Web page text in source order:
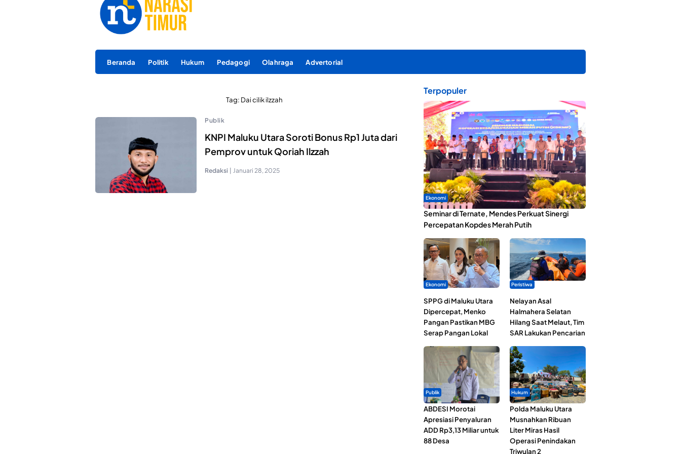
Beranda Politik Hukum Pedagogi Olahraga Advertorial
Tag: Dai cilik ilzzah
Publik
KNPI Maluku Utara Soroti Bonus Rp1 Juta dari
Pemprov untuk Qoriah Ilzzah
Redaksi | Januari 28, 2025
Terpopuler
Ekonomi
Seminar di Ternate, Mendes Perkuat Sinergi
Percepatan Kopdes Merah Putih
Ekonomi
SPPG di Maluku Utara
Dipercepat, Menko
Pangan Pastikan MBG
Serap Pangan Lokal
Peristiwa
Nelayan Asal
Halmahera Selatan
Hilang Saat Melaut, Tim
SAR Lakukan Pencarian
Publik
ABDESI Morotai
Apresiasi Penyaluran
ADD Rp3,13 Miliar untuk
88 Desa
Hukum
Polda Maluku Utara
Musnahkan Ribuan
Liter Miras Hasil
Operasi Penindakan
Triwulan 2